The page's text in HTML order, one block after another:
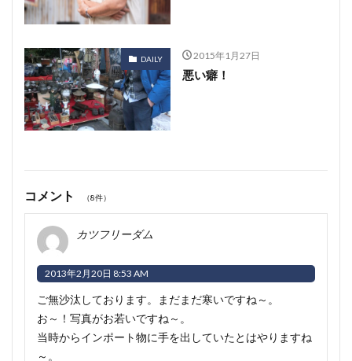
DAILY 2015年1月27日
悪い癖！
コメント （8件）
カツフリーダム
2013年2月20日 8:53 AM
ご無沙汰しております。まだまだ寒いですね～。
お～！写真がお若いですね～ 。
当時からインポート物に手を出していたとはやりますね
～。